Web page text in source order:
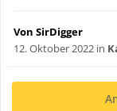
Von SirDigger
12. Oktober 2022 in